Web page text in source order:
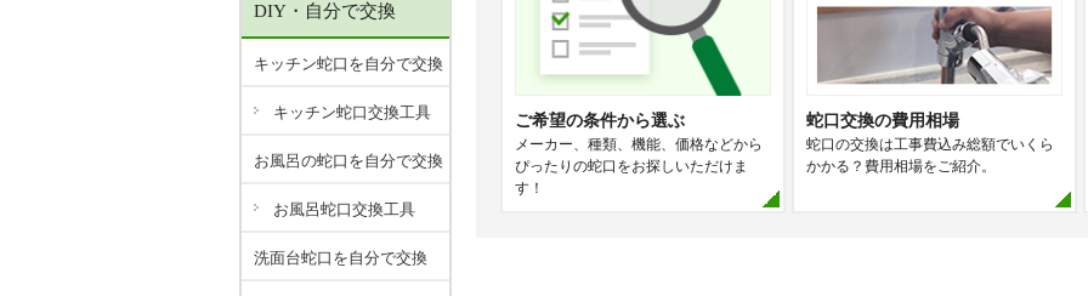
ご希望の条件から選ぶ
メーカー、種類、機能、価格などから
ぴったりの蛇口をお探しいただけま
す！
蛇口交換の費用相場
蛇口の交換は工事費込み総額でいくら
かかる？費用相場をご紹介。
DIY・自分で交換
キッチン蛇口を自分で交換
キッチン蛇口交換工具
お風呂の蛇口を自分で交換
お風呂蛇口交換工具
洗面台蛇口を自分で交換